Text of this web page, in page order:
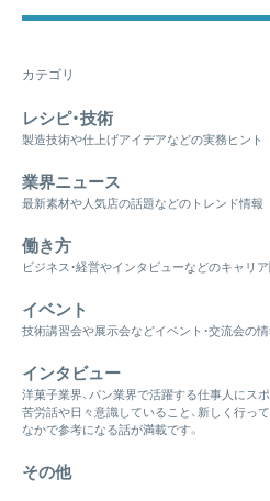
カテゴリ
レシピ・技術
製造技術や仕上げアイデアなどの実務ヒント
業界ニュース
最新素材や人気店の話題などのトレンド情報
働き方
ビジネス・経営やインタビューなどのキャリ
イベント
技術講習会や展示会などイベント・交流会の情
インタビュー
洋菓子業界、パン業界で活躍する仕事人にス
苦労話や日々意識していること、新しく行っ
なかで参考になる話が満載です。
その他